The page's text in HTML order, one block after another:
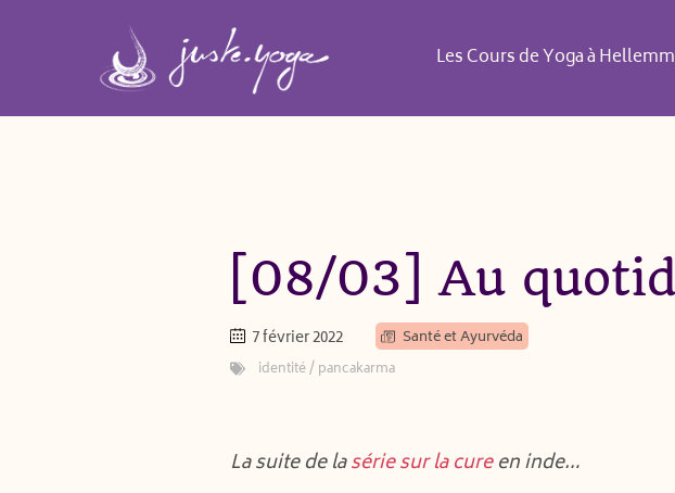
Les Cours de Yoga à
[08/03] Au
7 février 2022 Santé et Ayurvéda
identité/pancakarma
La suite de lasérie sur la cureen inde…